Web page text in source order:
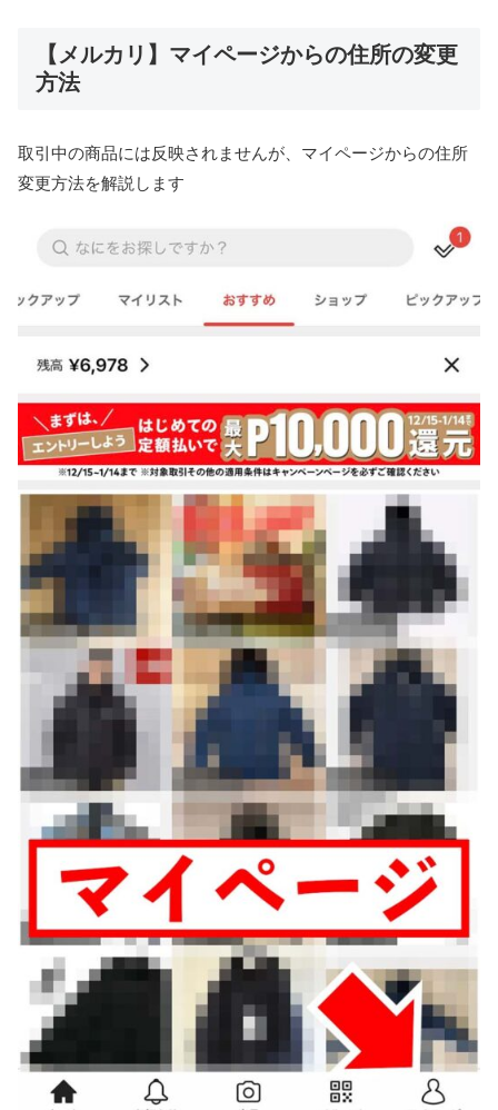
【メルカリ】マイページからの住所の変更
方法
取引中の商品には反映されませんが、マイページからの住所
変更方法を解説します